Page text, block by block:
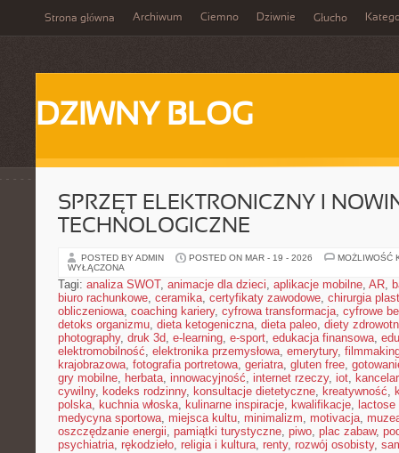
Strona główna Archiwum Ciemno Dziwnie Głucho
DZIWNY BLOG
SPRZĘT ELEKTRONICZNY I
TECHNOLOGICZNE
POSTED BY ADMIN POSTED ON MAR - 19 - 2026
MOŻLIWOŚĆ
WYŁĄCZONA
Tagi: analiza SWOT, animacje dla dzieci, aplikacje mobilne, AR,
biuro rachunkowe, ceramika, certyfikaty zawodowe, chirurgia
obliczeniowa, coaching kariery, cyfrowa transformacja, cyfrowe
detoks organizmu, dieta ketogeniczna, dieta paleo, diety
photography, druk 3d, e-learning, e-sport, edukacja finansowa,
elektromobilność, elektronika przemysłowa, emerytury,
krajobrazowa, fotografia portretowa, geriatra, gluten free,
gry mobilne, herbata, innowacyjność, internet rzeczy, iot,
cywilny, kodeks rodzinny, konsultacje dietetyczne, kreatywność,
polska, kuchnia włoska, kulinarne inspiracje, kwalifikacje, lactose
medycyna sportowa, miejsca kultu, minimalizm, motivacja,
oszczędzanie energii, pamiątki turystyczne, piwo, plac zabaw,
psychiatria, rękodzieło, religia i kultura, renty, rozwój osobisty,